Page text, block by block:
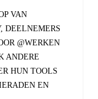
VAN
DEELNEMERS
@WERKEN
ANDERE
HUN TOOLS
EN